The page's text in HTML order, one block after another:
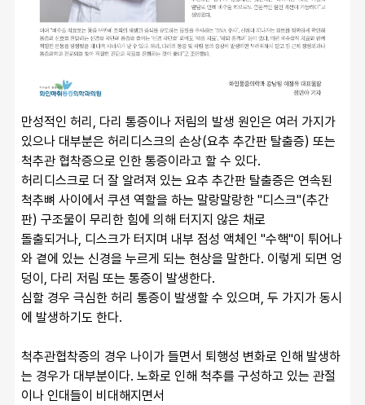
만성적인 허리, 다리 통증이나 저림의 발생 원인은 여러 가지가
있으나 대부분은 허리디스크의 손상(요추 추간판 탈출증) 또는
척추관 협착증으로 인한 통증이라고 할 수 있다.
허리디스크로 더 잘 알려져 있는 요추 추간판 탈출증은 연속된
척추뼈 사이에서 쿠션 역할을 하는 말랑말랑한 "디스크"(추간
판) 구조물이 무리한 힘에 의해 터지지 않은 채로
돌출되거나, 디스크가 터지며 내부 점성 액체인 "수핵"이 튀어나
와 곁에 있는 신경을 누르게 되는 현상을 말한다. 이렇게 되면 엉
덩이, 다리 저림 또는 통증이 발생한다.
심할 경우 극심한 허리 통증이 발생할 수 있으며, 두 가지가 동시
에 발생하기도 한다.
척추관협착증의 경우 나이가 들면서 퇴행성 변화로 인해 발생하
는 경우가 대부분이다. 노화로 인해 척추를 구성하고 있는 관절
이나 인대들이 비대해지면서